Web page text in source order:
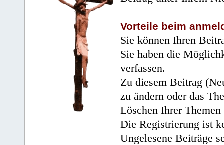
Vorteile beim
Sie können Ihren
Sie haben die
verfassen.
Zu diesem Beitrag
zu ändern oder das
Löschen Ihrer
Die Registrierung ist
Ungelesene Beiträge